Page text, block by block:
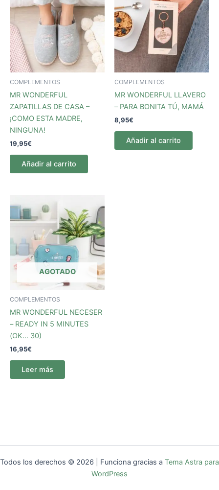
COMPLEMENTOS
MR WONDERFUL
ZAPATILLAS DE CASA –
¡COMO ESTA MADRE,
NINGUNA!
19,95€
Añadir al carrito
COMPLEMENTOS
MR WONDERFUL LLAVERO
– PARA BONITA TÚ, MAMÁ
8,95€
Añadir al carrito
AGOTADO
COMPLEMENTOS
MR WONDERFUL NECESER
– READY IN 5 MINUTES
(OK… 30)
16,95€
Leer más
Todos los derechos © 2026 | Funciona gracias a Tema Astra para
WordPress